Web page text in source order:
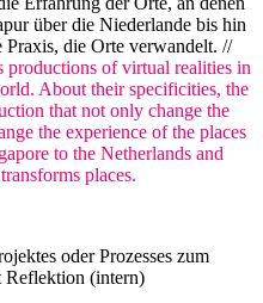
über die Niederlande bis hin
Praxis, die Orte verwandelt. //
productions of virtual realities in
About their specificities, the
that not only change the
the experience of the places
to the Netherlands and
places.
oder Prozesses zum
Reflektion (intern)